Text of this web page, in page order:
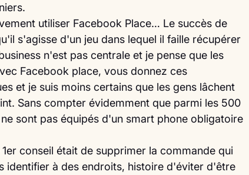
utiliser Facebook Place… Le succès de
s'agisse d'un jeu dans lequel il faille récupérer
n'est pas centrale et je pense que les
Facebook place, vous donnez ces
et je suis moins certains que les gens lâchent
Sans compter évidemment que parmi les 500
sont pas équipés d'un smart phone obligatoire
conseil était de supprimer la commande qui
identifier à des endroits, histoire d'éviter d'être